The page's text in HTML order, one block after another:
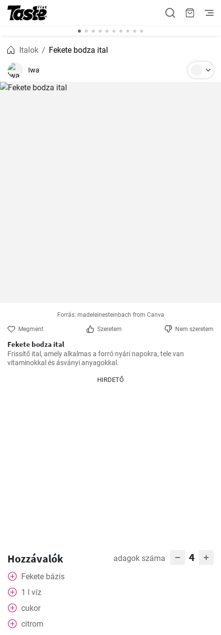
Italok Fekete bodza ital
Iwa
Forrás: madeleinesteinbach from Canva
Megment Szeretem Nem szeretem
Fekete bodza ital
Frissítő ital, amely alkalmas a forró nyári napokra, tele van
vitaminokkal és ásványi anyagokkal.
HIRDETŐ
Hozzávalók adagok száma 4
Fekete bázis
1 l víz
cukor
citrom